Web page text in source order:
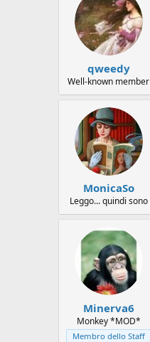
qweedy
Well-known member
MonicaSo
Leggo... quindi sono
Minerva6
Monkey *MOD*
Membro dello Staff